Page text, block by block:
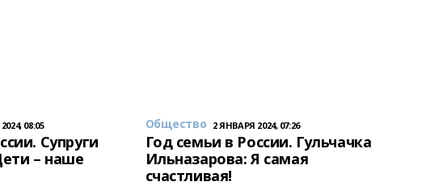
08:05
Супруги
– наше
Общество 2 ЯНВАРЯ 2024, 07:26
Год семьи в России. Гульчачка
Ильназарова: Я самая
счастливая!